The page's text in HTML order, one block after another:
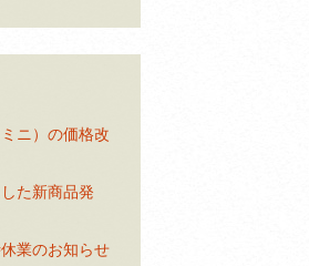
ニ）の価格改
た新商品発
業のお知らせ